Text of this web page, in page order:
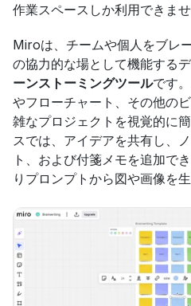
作業スペースしか利用できませ
Miroは、チームや個人をブレ
の協力的な場として機能する
ーンストーミングツールです
やフローチャート、その他の
雑なプロジェクトを視覚的に
スでは、アイデアを共有し、
ト、および付箋メモを追加で
りプロンプトから図や画像を生